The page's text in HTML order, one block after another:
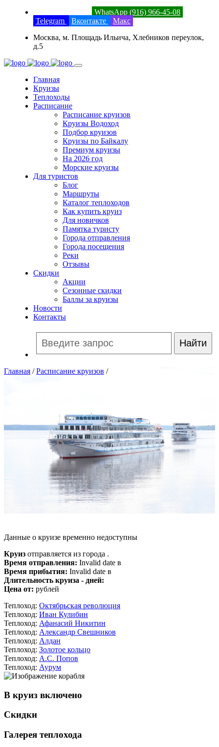
WhatsApp (916) 966-45-08
Telegram
Вконтакте
Макс
Москва, м. Площадь Ильича, Хлебников переулок,
д.5
Главная
Круизы
Теплоходы
Расписание
Расписание круизов
Круизы Водоход
Подбор круизов
Круизы по Байкалу
Премиум круизы
На 2026 год
Морские круизы
Для туристов
Блог
Маршруты
Каталог теплоходов
Как купить круиз
Для новичков
Памятка туристу
Города отправления
Города посещения
Реки
Отзывы
Скидки
Акции
Сезонные скидки
Баллы за круизы
Новости
Контакты
Главная /Расписание круизов /
Данные о круизе временно недоступны
Круиз отправляется из города .
Время отправления: Invalid date в
Время прибытия: Invalid date в
Длительность круиза - дней:
Цена от: рублей
Теплоход: Октябрьская революция
Теплоход: Иван Кулибин
Теплоход: Афанасий Никитин
Теплоход: Александр Свешников
Теплоход: Алдан
Теплоход: Золотое кольцо
Теплоход: А.С. Попов
Теплоход: Аурум
В круиз включено
Скидки
Галерея теплохода